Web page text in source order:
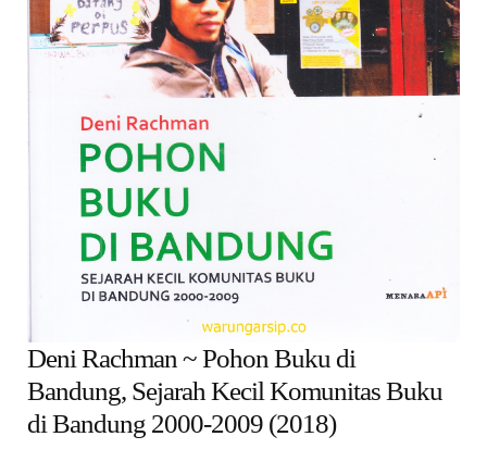
child
menu
Alamat
Rekening
Reseller
Deni Rachman ~ Pohon Buku di
Bandung, Sejarah Kecil Komunitas Buku
di Bandung 2000-2009 (2018)